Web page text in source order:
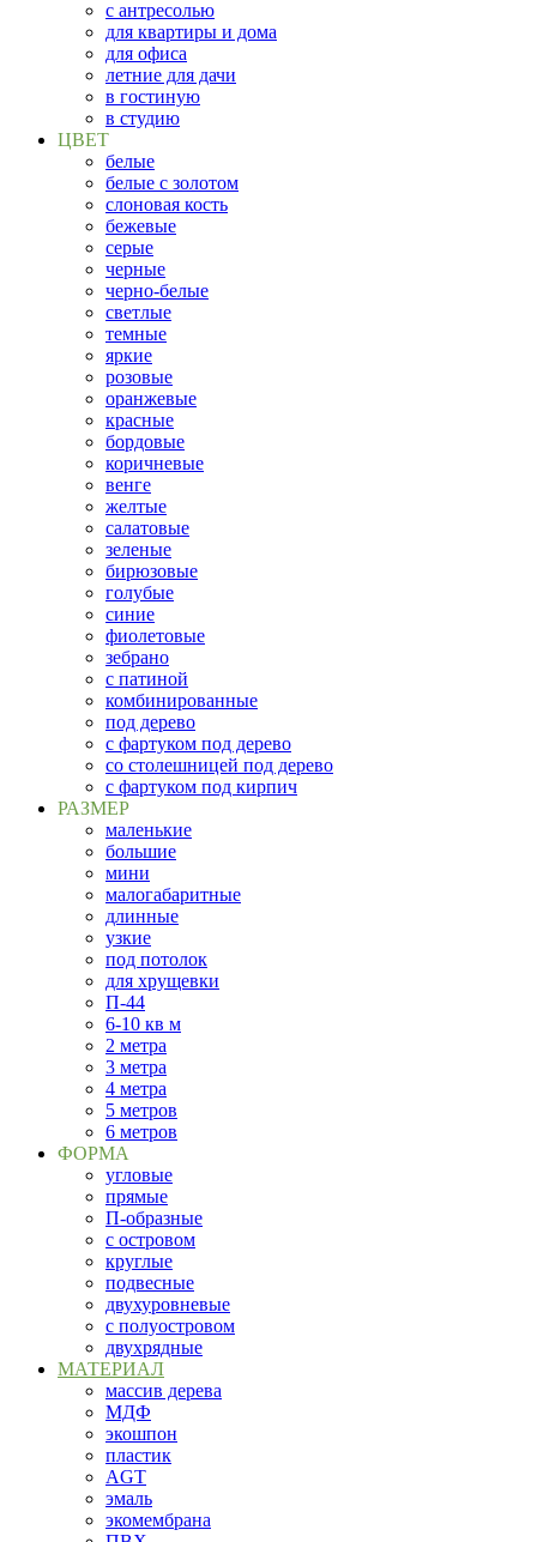
с антресолью
для квартиры и дома
для офиса
летние для дачи
в гостиную
в студию
ЦВЕТ
белые
белые с золотом
слоновая кость
бежевые
серые
черные
черно-белые
светлые
темные
яркие
розовые
оранжевые
красные
бордовые
коричневые
венге
желтые
салатовые
зеленые
бирюзовые
голубые
синие
фиолетовые
зебрано
с патиной
комбинированные
под дерево
с фартуком под дерево
со столешницей под дерево
с фартуком под кирпич
РАЗМЕР
маленькие
большие
мини
малогабаритные
длинные
узкие
под потолок
для хрущевки
П-44
6-10 кв м
2 метра
3 метра
4 метра
5 метров
6 метров
ФОРМА
угловые
прямые
П-образные
с островом
круглые
подвесные
двухуровневые
с полуостровом
двухрядные
МАТЕРИАЛ
массив дерева
МДФ
экошпон
пластик
AGT
эмаль
экомембрана